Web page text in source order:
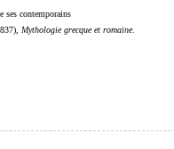
ses contemporains
Mythologie grecque et romaine.